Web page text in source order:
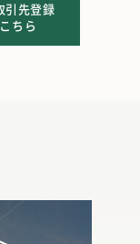
引先登録
ちら